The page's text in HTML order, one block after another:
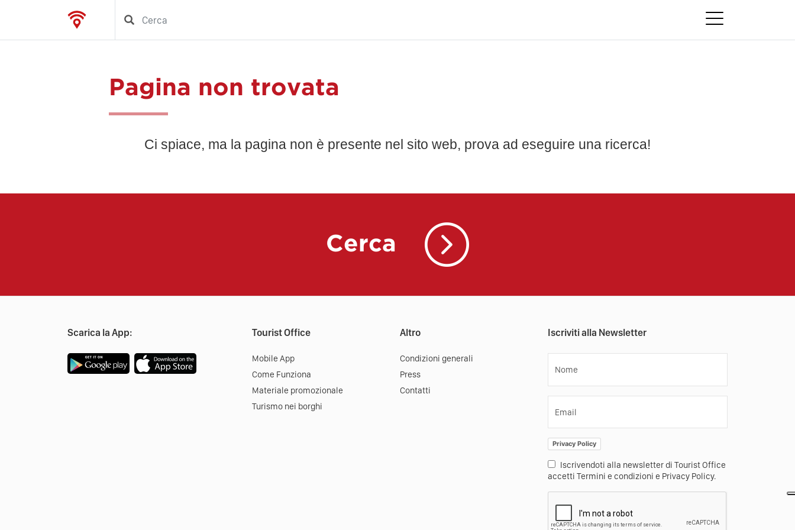
Pagina non trovata
Ci spiace, ma la pagina non è presente nel sito web, prova ad eseguire una ricerca!
Cerca
Scarica la App: Tourist Office
Mobile App
Come Funziona
Materiale promozionale
Turismo nei borghi
Altro
Condizioni generali
Press
Contatti
Iscriviti alla Newsletter
Nome
Email
Privacy Policy
Iscrivendoti alla newsletter di Tourist Office
accetti Termini e condizioni e Privacy Policy.